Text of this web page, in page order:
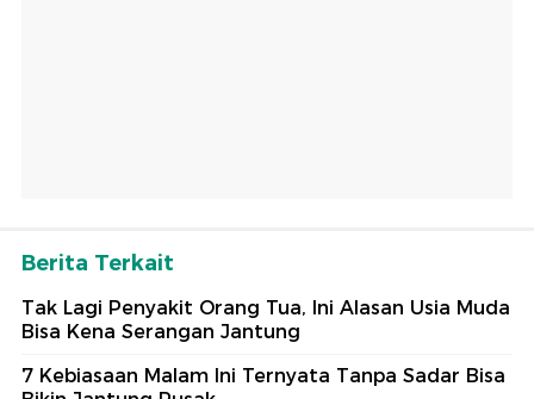
Berita Terkait
Tak Lagi Penyakit Orang Tua, Ini Alasan Usia Muda
Bisa Kena Serangan Jantung
7 Kebiasaan Malam Ini Ternyata Tanpa Sadar Bisa